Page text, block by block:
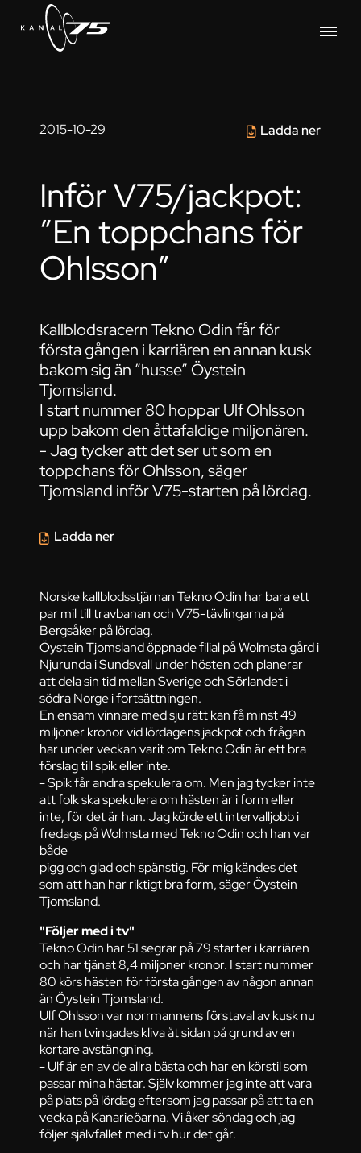
2015-10-29 Ladda ner
Inför V75/jackpot:
”En toppchans för
Ohlsson”
Kallblodsracern Tekno Odin får för
första gången i karriären en annan kusk
bakom sig än ”husse” Öystein
Tjomsland.
I start nummer 80 hoppar Ulf Ohlsson
upp bakom den åttafaldige miljonären.
- Jag tycker att det ser ut som en
toppchans för Ohlsson, säger
Tjomsland inför V75-starten på lördag.
Norske kallblodsstjärnan Tekno Odin har bara ett
par mil till travbanan och V75-tävlingarna på
Bergsåker på lördag.
Öystein Tjomsland öppnade filial på Wolmsta gård i
Njurunda i Sundsvall under hösten och planerar
att dela sin tid mellan Sverige och Sörlandet i
södra Norge i fortsättningen.
En ensam vinnare med sju rätt kan få minst 49
miljoner kronor vid lördagens jackpot och frågan
har under veckan varit om Tekno Odin är ett bra
förslag till spik eller inte.
- Spik får andra spekulera om. Men jag tycker inte
att folk ska spekulera om hästen är i form eller
inte, för det är han. Jag körde ett intervalljobb i
fredags på Wolmsta med Tekno Odin och han var
både
pigg och glad och spänstig. För mig kändes det
som att han har riktigt bra form, säger Öystein
Tjomsland.
"Följer med i tv"
Tekno Odin har 51 segrar på 79 starter i karriären
och har tjänat 8,4 miljoner kronor. I start nummer
80 körs hästen för första gången av någon annan
än Öystein Tjomsland.
Ulf Ohlsson var norrmannens förstaval av kusk nu
när han tvingades kliva åt sidan på grund av en
kortare avstängning.
- Ulf är en av de allra bästa och har en körstil som
passar mina hästar. Själv kommer jag inte att vara
på plats på lördag eftersom jag passar på att ta en
vecka på Kanarieöarna. Vi åker söndag och jag
följer självfallet med i tv hur det går.
Ladda ner